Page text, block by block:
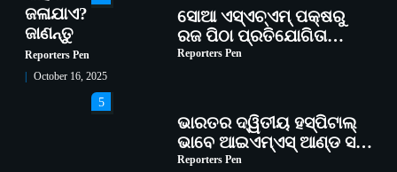
ଜଳାଯାଏ?
ଜାଣନ୍ତୁ
Reporters Pen
October 16, 2025
ସୋଆ ଏସ୍‌ଏଚ୍‌ଏମ୍ ପକ୍ଷରୁ
ରଜ ପିଠା ପ୍ରତିଯୋଗିତା
ଆୟୋଜିତ
Reporters Pen
5
ଭାରତର ଦ୍ୱିତୀୟ ହସ୍ପିଟାଲ୍
ଭାବେ ଆଇଏମ୍‌ଏସ୍ ଆଣ୍ଡ ସମ
ହସ୍ପିଟାଲ୍‌ରେ ଅତ୍ୟାଧୁନିକ
Reporters Pen